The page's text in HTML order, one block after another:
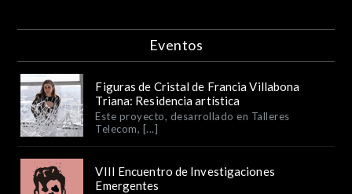
Eventos
Figuras de Cristal de Francia Villabona
Triana: Residencia artística
Este proyecto, desarrollado en Talleres
Telecom, [...]
VIII Encuentro de Investigaciones
Emergentes